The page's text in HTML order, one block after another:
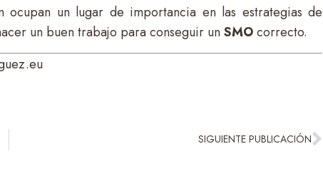
ocupan un lugar de importancia en las estrategias de
un buen trabajo para conseguir unSMOcorrecto.
SIGUIENTE PUBLICACIÓN